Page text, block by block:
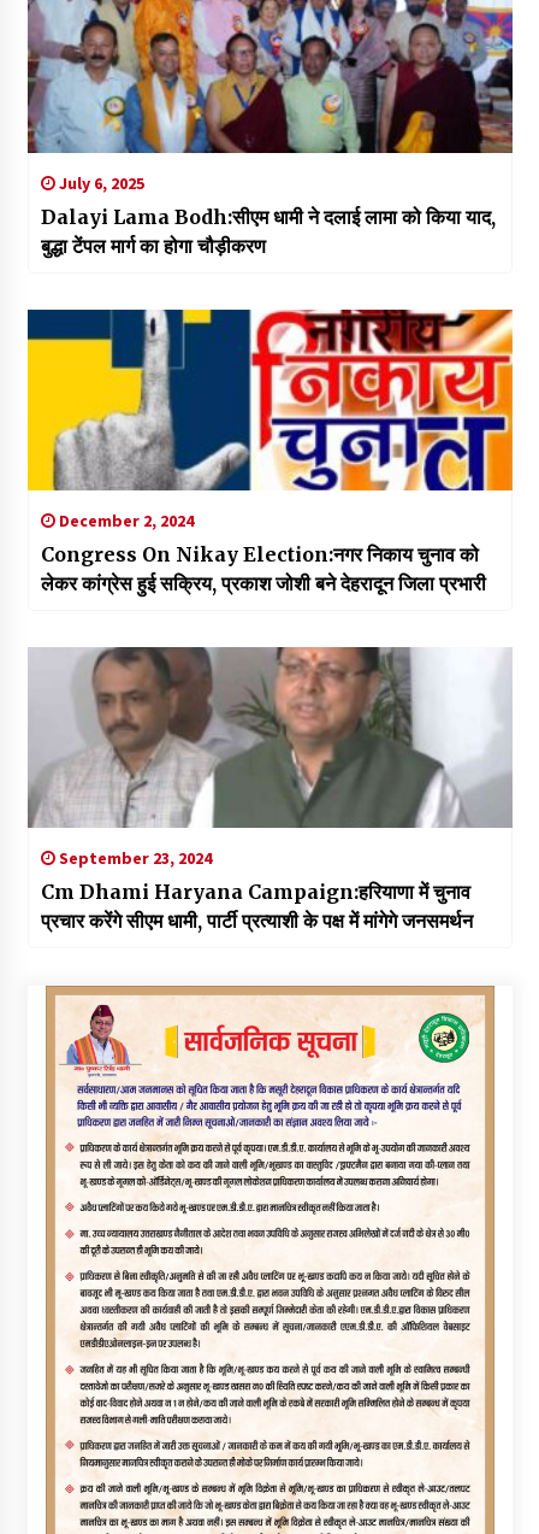
July 6, 2025
Dalayi Lama Bodh:सीएम धामी ने दलाई लामा को किया याद,
बुद्धा टेंपल मार्ग का होगा चौड़ीकरण
December 2, 2024
Congress On Nikay Election:नगर निकाय चुनाव को
लेकर कांग्रेस हुई सक्रिय, प्रकाश जोशी बने देहरादून जिला प्रभारी
September 23, 2024
Cm Dhami Haryana Campaign:हरियाणा में चुनाव
प्रचार करेंगे सीएम धामी, पार्टी प्रत्याशी के पक्ष में मांगेगे जनसमर्थन